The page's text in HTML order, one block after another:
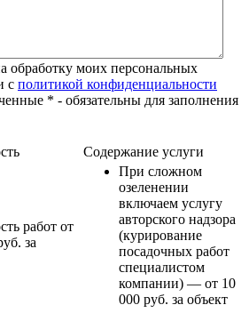
обработку моих персональных
с политикой конфиденциальности
* - обязательны для заполнения
Содержание услуги
работ от
за
При сложном
озеленении
включаем услугу
авторского надзора
(курирование
посадочных работ
специалистом
компании) — от 10
000 руб. за объект